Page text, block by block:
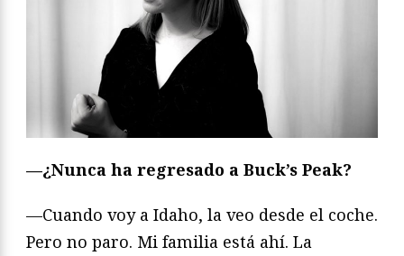
—¿Nunca ha regresado a Buck’s Peak?
—Cuando voy a Idaho, la veo desde el coche.
Pero no paro. Mi familia está ahí. La